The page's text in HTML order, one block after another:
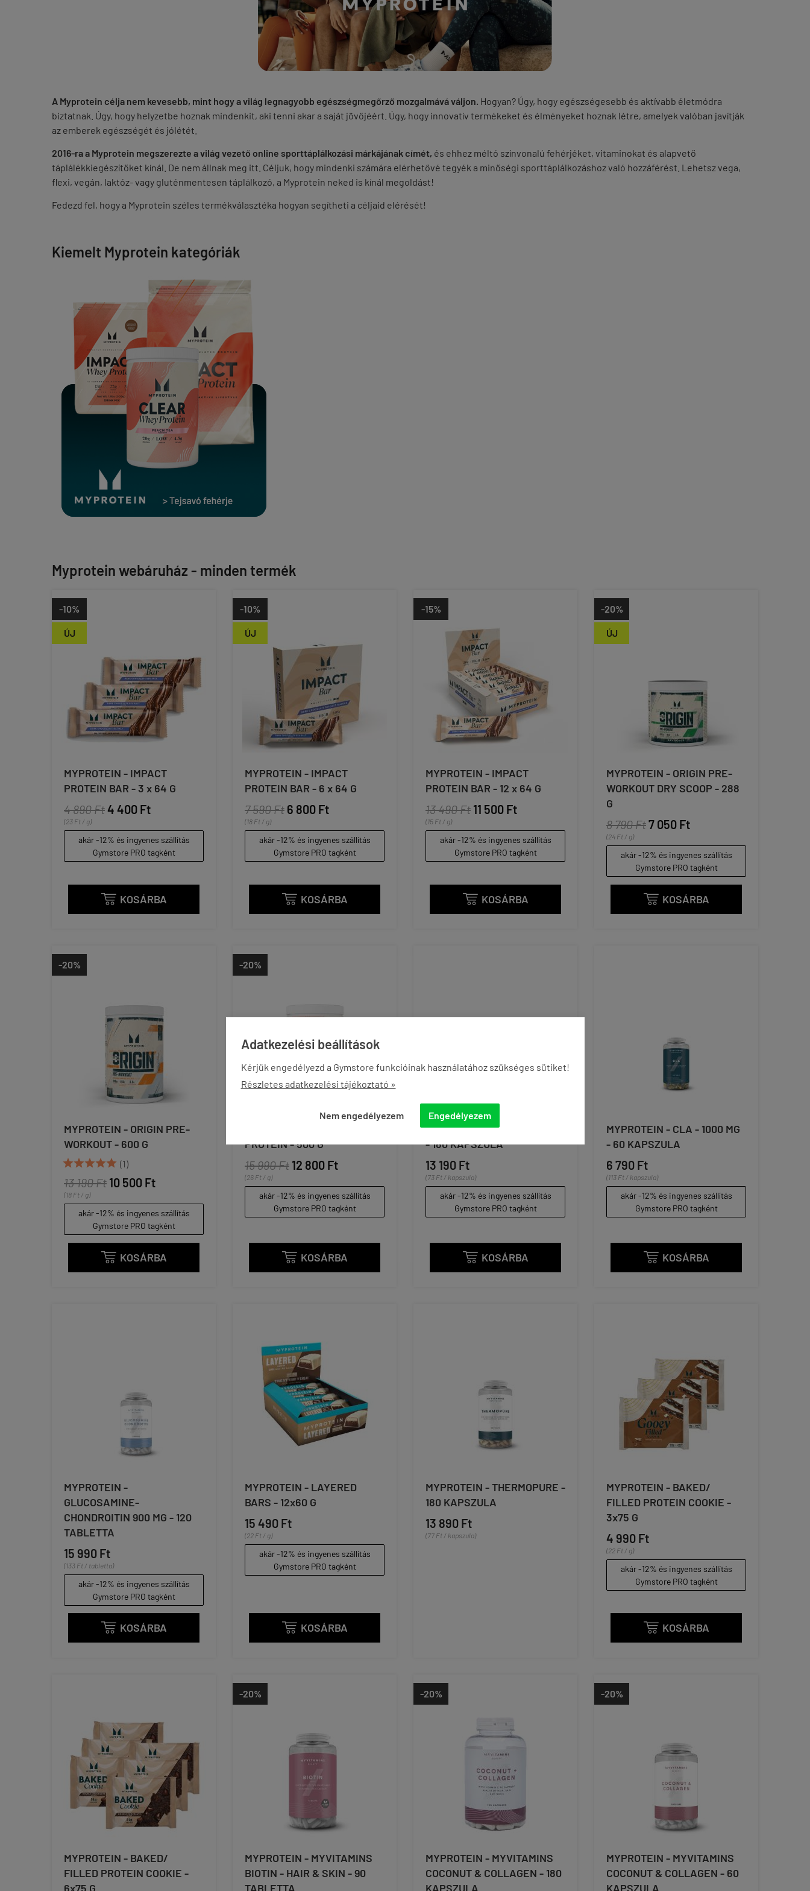
Adatkezelési beállítások
Kérjük engedélyezd a Gymstore funkcióinak használatához szükséges sütiket!
Részletes adatkezelési tájékoztató »
Nem engedélyezem Engedélyezem
A Myprotein célja nem kevesebb, mint hogy a világ legnagyobb egészségmegőrző mozgalmává váljon. Hogyan? Úgy, hogy egészségesebb és aktívabb életmódra
biztatnak. Úgy, hogy helyzetbe hoznak mindenkit, aki tenni akar a saját jövőjéért. Úgy, hogy innovatív termékeket és élményeket hoznak létre, amelyek valóban javítják
az emberek egészségét és jólétét.
2016-ra a Myprotein megszerezte a világ vezető online sporttáplálkozási márkájának címét, és ehhez méltó színvonalú fehérjéket, vitaminokat és alapvető
táplálékkiegészítőket kínál. De nem állnak meg itt. Céljuk, hogy mindenki számára elérhetővé tegyék a minőségi sporttáplálkozáshoz való hozzáférést. Lehetsz vega,
flexi, vegán, laktóz- vagy gluténmentesen táplálkozó, a Myprotein neked is kínál megoldást!
Fedezd fel, hogy a Myprotein széles termékválasztéka hogyan segítheti a céljaid elérését!
Kiemelt Myprotein kategóriák
Myprotein webáruház - minden termék
ÚJ
-10%
MYPROTEIN - IMPACT
PROTEIN BAR - 3 x 64 G
4 890 Ft4 400 Ft
(23 Ft / g)
akár -12% és ingyenes szállítás
Gymstore PRO tagként
 KOSÁRBA
ÚJ
-10%
MYPROTEIN - IMPACT
PROTEIN BAR - 6 x 64 G
7 590 Ft 6 800 Ft
(18 Ft / g)
akár -12% és ingyenes szállítás
Gymstore PRO tagként
 KOSÁRBA
-15%
MYPROTEIN - IMPACT
PROTEIN BAR - 12 x 64 G
13 490 Ft 11 500 Ft
(15 Ft / g)
akár -12% és ingyenes szállítás
Gymstore PRO tagként
 KOSÁRBA
ÚJ
-20%
MYPROTEIN - ORIGIN PRE-
WORKOUT DRY SCOOP - 288
G
8 790 Ft7 050 Ft
(24 Ft / g)
akár -12% és ingyenes szállítás
Gymstore PRO tagként
 KOSÁRBA
-20%
MYPROTEIN - ORIGIN PRE-
WORKOUT - 600 G
 (1)
13 190 Ft 10 500 Ft
(18 Ft / g)
akár -12% és ingyenes szállítás
Gymstore PRO tagként
 KOSÁRBA
-20%
PROTEIN - 500 G
15 990 Ft 12 800 Ft
(26 Ft / g)
akár -12% és ingyenes szállítás
Gymstore PRO tagként
 KOSÁRBA
MYPROTEIN - CLA - 1000 MG
- 180 KAPSZULA
13 190 Ft
(73 Ft / kapszula)
akár -12% és ingyenes szállítás
Gymstore PRO tagként
 KOSÁRBA
MYPROTEIN - CLA - 1000 MG
- 60 KAPSZULA
6 790 Ft
(113 Ft / kapszula)
akár -12% és ingyenes szállítás
Gymstore PRO tagként
 KOSÁRBA
MYPROTEIN -
GLUCOSAMINE-
CHONDROITIN 900 MG - 120
TABLETTA
15 990 Ft
(133 Ft / tabletta)
akár -12% és ingyenes szállítás
Gymstore PRO tagként
 KOSÁRBA
MYPROTEIN - LAYERED
BARS - 12x60 G
15 490 Ft
(22 Ft / g)
akár -12% és ingyenes szállítás
Gymstore PRO tagként
 KOSÁRBA
MYPROTEIN - THERMOPURE -
180 KAPSZULA
13 890 Ft
(77 Ft / kapszula)
MYPROTEIN - BAKED/
FILLED PROTEIN COOKIE -
3x75 G
4 990 Ft
(22 Ft / g)
akár -12% és ingyenes szállítás
Gymstore PRO tagként
 KOSÁRBA
MYPROTEIN - BAKED/
FILLED PROTEIN COOKIE -
6x75 G
-20%
MYPROTEIN - MYVITAMINS
BIOTIN - HAIR & SKIN - 90
TABLETTA
-20%
MYPROTEIN - MYVITAMINS
COCONUT & COLLAGEN - 180
KAPSZULA
-20%
MYPROTEIN - MYVITAMINS
COCONUT & COLLAGEN - 60
KAPSZULA